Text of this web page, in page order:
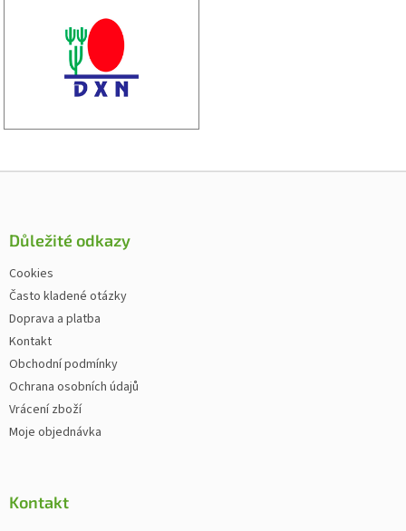
Zápatí
Důležité odkazy
Cookies
Často kladené otázky
Doprava a platba
Kontakt
Obchodní podmínky
Ochrana osobních údajů
Vrácení zboží
Moje objednávka
Kontakt